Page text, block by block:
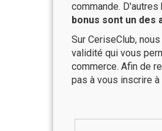
commande.
bonus sont un des
Sur CeriseClub,
validité qui vous
commerce. Afin de
pas à vous inscrire